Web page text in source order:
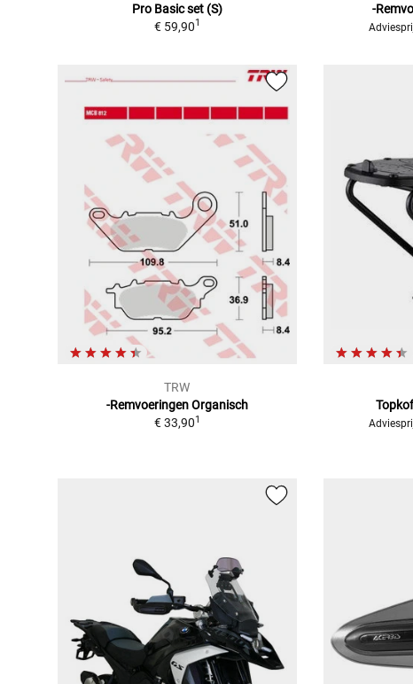
Pro Basic set (S)
€ 59,901
-
TRW
-Remvoeringen Organisch
€ 33,901